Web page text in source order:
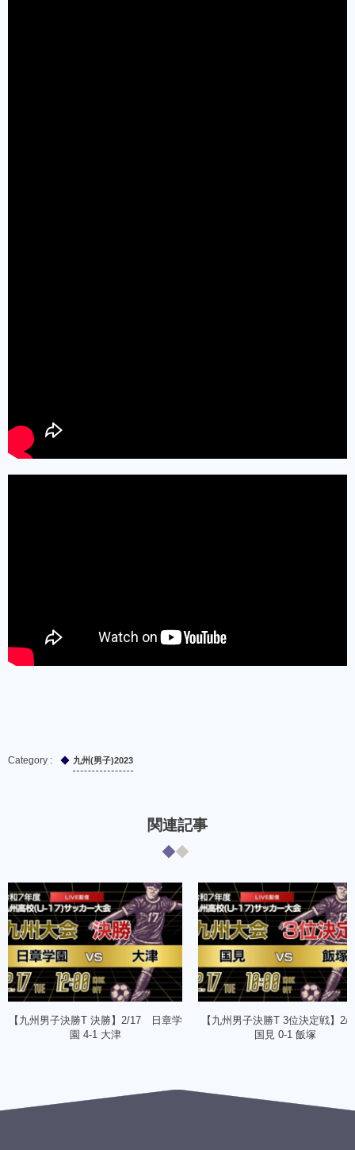
九州(男子)2023
関連記事
【九州男子決勝T 決勝】2/17 日章学
園 4-1 大津
【九州男子決勝T 3位決定戦】
国見 0-1 飯塚